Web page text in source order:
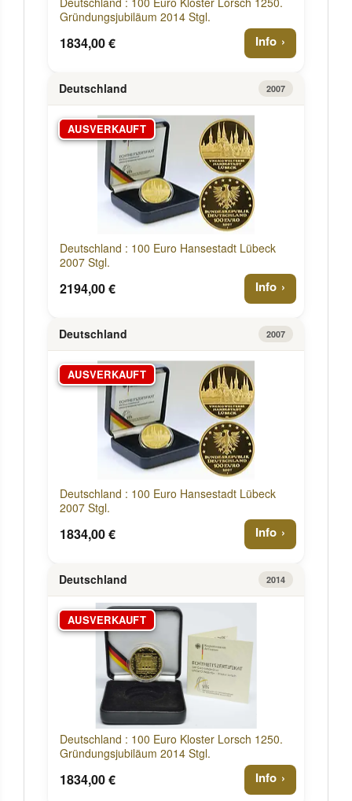
Gründungsjubiläum 2014 Stgl.
1834,00 € Info
Deutschland 2007
AUSVERKAUFT
Deutschland : 100 Euro Hansestadt Lübeck
2007 Stgl.
2194,00 € Info
Deutschland 2007
AUSVERKAUFT
Deutschland : 100 Euro Hansestadt Lübeck
2007 Stgl.
1834,00 € Info
Deutschland 2014
AUSVERKAUFT
Deutschland : 100 Euro Kloster Lorsch 1250.
Gründungsjubiläum 2014 Stgl.
1834,00 € Info